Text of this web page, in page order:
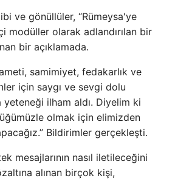
ve gönüllüler, “Rümeysa'ye
modüller olarak adlandırılan bir
bir açıklamada.
samimiyet, fedakarlık ve
için saygı ve sevgi dolu
ilham aldı. Diyelim ki
olmak için elimizden
Bildirimler gerçekleşti.
mesajlarının nasıl iletileceğini
alınan birçok kişi,